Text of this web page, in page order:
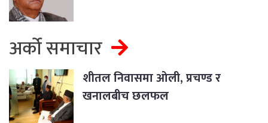
अर्को समाचार
शीतल निवासमा ओली, प्रचण्ड र
खनालबीच छलफल